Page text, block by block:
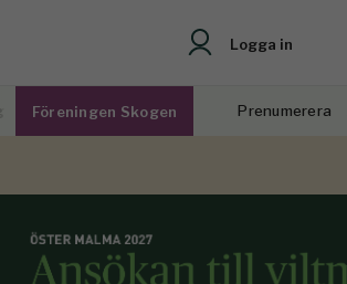
Logga in
Föreningen Skogen Prenumerera